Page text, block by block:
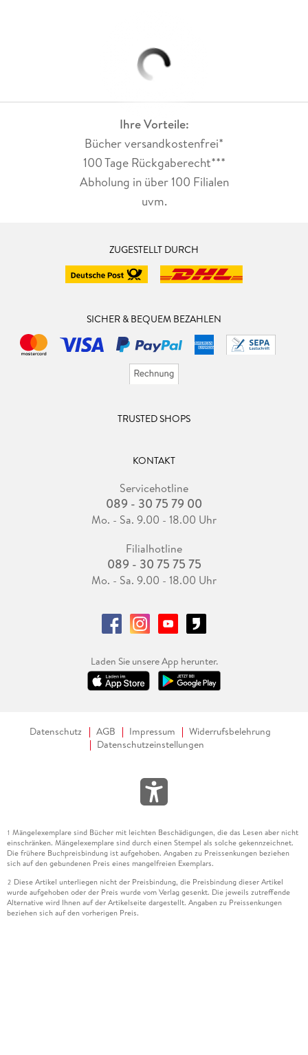
Ihre Vorteile:
Bücher versandkostenfrei*
100 Tage Rückgaberecht***
Abholung in über 100 Filialen
uvm.
ZUGESTELLT DURCH
SICHER & BEQUEM BEZAHLEN
TRUSTED SHOPS
KONTAKT
Servicehotline
089 - 30 75 79 00
Mo. - Sa. 9.00 - 18.00 Uhr
Filialhotline
089 - 30 75 75 75
Mo. - Sa. 9.00 - 18.00 Uhr
Laden Sie unsere App herunter.
Datenschutz AGB Impressum
Widerrufsbelehrung
Datenschutzeinstellungen
1 Mängelexemplare sind Bücher mit leichten Beschädigungen, die das Lesen aber nicht
einschränken. Mängelexemplare sind durch einen Stempel als solche gekennzeichnet.
Die frühere Buchpreisbindung ist aufgehoben. Angaben zu Preissenkungen beziehen
sich auf den gebundenen Preis eines mangelfreien Exemplars.
2 Diese Artikel unterliegen nicht der Preisbindung, die Preisbindung dieser Artikel
wurde aufgehoben oder der Preis wurde vom Verlag gesenkt. Die jeweils zutreffende
Alternative wird Ihnen auf der Artikelseite dargestellt. Angaben zu Preissenkungen
beziehen sich auf den vorherigen Preis.